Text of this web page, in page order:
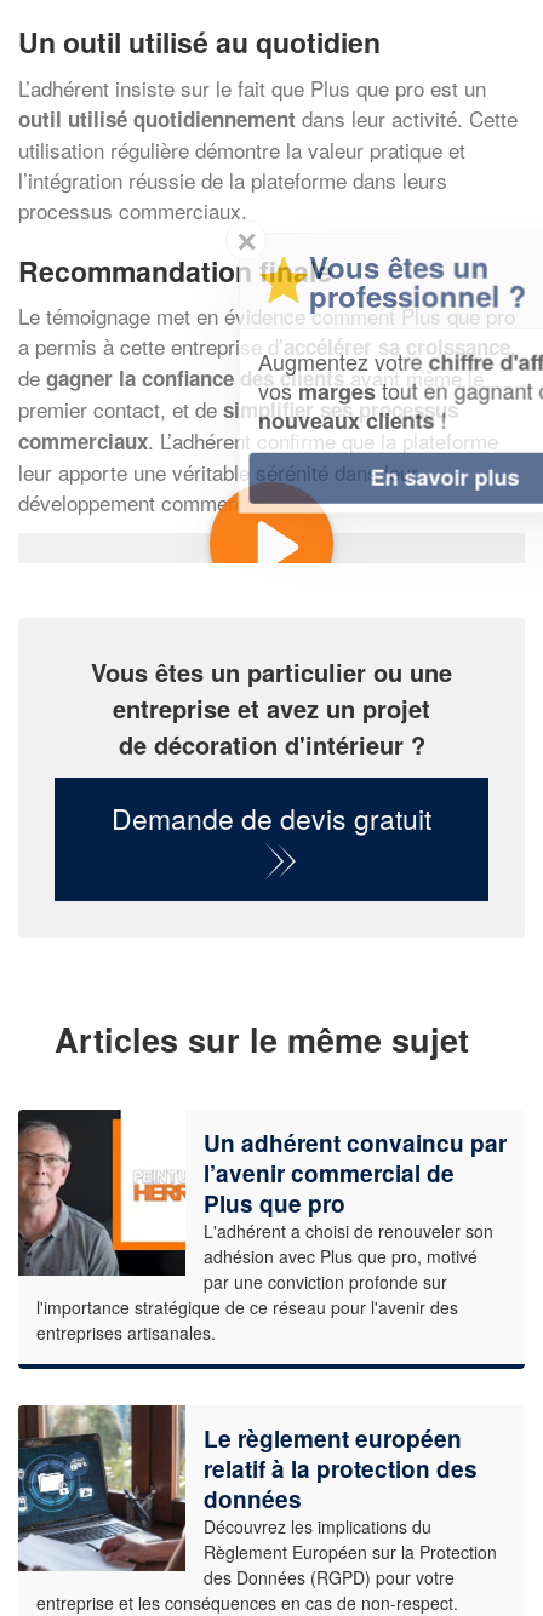
Un outil utilisé au quotidien
L’adhérent insiste sur le fait que Plus que pro est un
outil utilisé quotidiennement dans leur activité. Cette
utilisation régulière démontre la valeur pratique et
l’intégration réussie de la plateforme dans leurs
processus commerciaux.
Recommandation finale
Le témoignage met en évidence comment Plus que pro
a permis à cette entreprise d’accélérer sa croissance,
de gagner la confiance des clientsavant même le
premier contact, et de simplifier ses processus
commerciaux. L’adhérent confirme que la plateforme
leur apporte une véritable sérénité dans leur
développement commercial.
Vous êtes un particulier ou une
entreprise et avez un projet
de décoration d'intérieur ?
Demande de devis gratuit
Articles sur le même sujet
Un adhérent convaincu par
l’avenir commercial de
Plus que pro
L'adhérent a choisi de renouveler son
adhésion avec Plus que pro, motivé
par une conviction profonde sur
l'importance stratégique de ce réseau pour l'avenir des
entreprises artisanales.
Le règlement européen
relatif à la protection des
données
Découvrez les implications du
Règlement Européen sur la Protection
des Données (RGPD) pour votre
entreprise et les conséquences en cas de non-respect.
Vous êtes un
professionnel ?
Augmentez votrechiffre d'affaireset
vosmargestout en gagnant de
nouveaux clients!
En savoir plus